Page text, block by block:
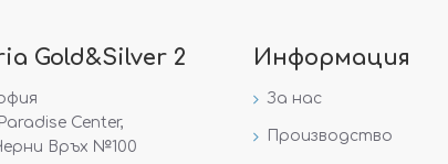
Gold&Silver 2
Center,
Връх №100
Информация
За нас
Производство